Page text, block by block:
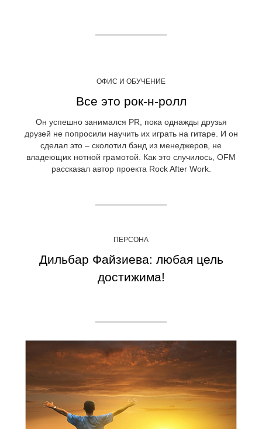
ОФИС И ОБУЧЕНИЕ
Все это рок-н-ролл
Он успешно занимался PR, пока однажды друзья
друзей не попросили научить их играть на гитаре. И он
сделал это – сколотил бэнд из менеджеров, не
владеющих нотной грамотой. Как это случилось, OFM
рассказал автор проекта Rock After Work.
ПЕРСОНА
Дильбар Файзиева: любая цель
достижима!